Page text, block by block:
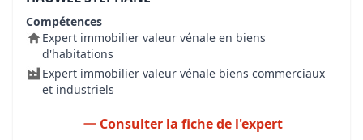
Compétences
Expert immobilier valeur vénale en biens
d'habitations
Expert immobilier valeur vénale biens commerciaux
et industriels
Consulter la fiche de l'expert